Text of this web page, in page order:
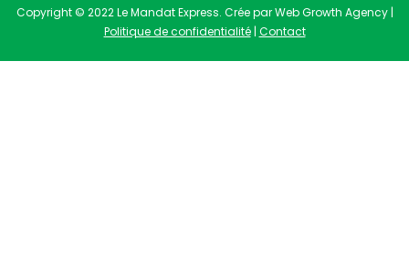
Copyright © 2022 Le Mandat Express. Crée par Web Growth Agency |
Politique de confidentialité| Contact